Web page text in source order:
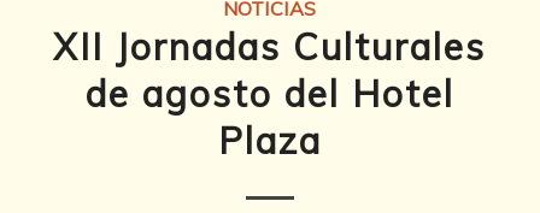
NOTICIAS
XII Jornadas Culturales
de agosto del Hotel
Plaza